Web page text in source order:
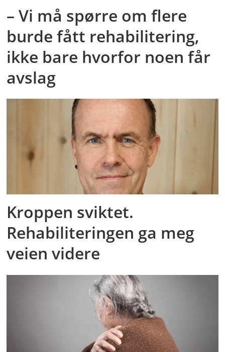
– Vi må spørre om flere
burde fått rehabilitering,
ikke bare hvorfor noen får
avslag
Kroppen sviktet.
Rehabiliteringen ga meg
veien videre